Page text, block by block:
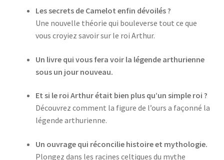
Les secrets de Camelot enfin dévoilés ?
Une nouvelle théorie qui bouleverse tout ce que
vous croyiez savoir sur le roi Arthur.
Un livre qui vous fera voir la légende arthurienne
sous un jour nouveau.
Et si le roi Arthur était bien plus qu’un simple roi ?
Découvrez comment la figure de l’ours a façonné la
légende arthurienne.
Un ouvrage qui réconcilie histoire et mythologie.
Plongez dans les racines celtiques du mythe